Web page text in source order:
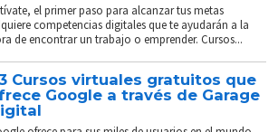
el primer paso para alcanzar tus metas
competencias digitales que te ayudarán a la
de encontrar un trabajo o emprender. Cursos...
Cursos virtuales gratuitos que
Google a través de Garage